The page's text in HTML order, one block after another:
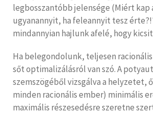
legbosszantóbb jelensége (Miért kap
ugyanannyit, ha feleannyit tesz
mindannyian hajlunk afelé, hogy
Ha belegondolunk, teljesen
sőt optimalizálásról van szó. A
szemszögéből vizsgálva a helyzetet,
minden racionális ember) minimális
maximális részesedésre szeretne